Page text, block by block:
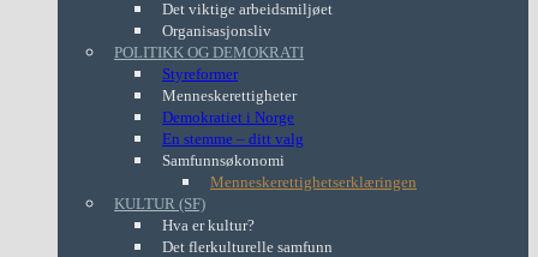
Det viktige arbeidsmiljøet
Organisasjonsliv
POLITIKK OG DEMOKRATI
Styreformer
Menneskerettigheter
Demokratiet i Norge
En stemme – ditt valg
Samfunnsøkonomi
Menneskerettighetserklæringen
KULTUR (SF)
Hva er kultur?
Det flerkulturelle samfunn